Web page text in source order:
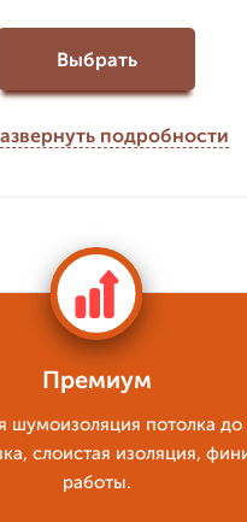
Выбрать
подробности
Премиум
шумоизоляция потолка
слоистая изоляция,
работы.